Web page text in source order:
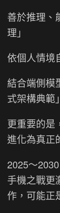
善於推理、
理」
依個人情境
結合端側模
式架構典範」
更重要的是
進化為真正
2025～
手機之戰更
作，可能正